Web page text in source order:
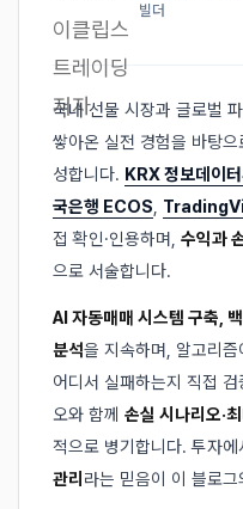
빌더
국내 선물 시장과 글로벌
쌓아온 실전 경험을 바탕
성합니다. KRX 정보데이
국은행 ECOS,
접 확인·인용하며, 수익과
으로 서술합니다.
AI 자동매매 시스템 구축,
분석을 지속하며, 알고리
어디서 실패하는지 직접
오와 함께 손실 시나리오·
적으로 병기합니다. 투자
관리 라는 믿음이 이 블로